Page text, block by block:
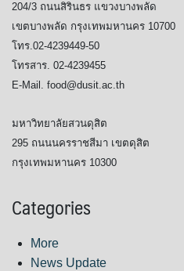
โรงเรียนการเรือน
204/3 ถนนสิรินธร แขวงบางพลัด
เขตบางพลัด กรุงเทพมหานคร 10700
โทร.02-4239449-50
โทรสาร. 02-4239455
E-Mail. food@dusit.ac.th
มหาวิทยาลัยสวนดุสิต
295 ถนนนครราชสีมา เขตดุสิต
กรุงเทพมหานคร 10300
Categories
More
News Update